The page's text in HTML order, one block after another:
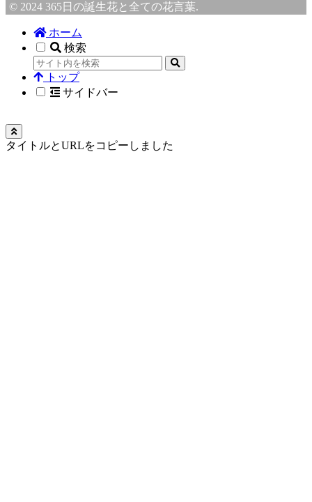
© 2024 365日の誕生花と全ての花言葉.
ホーム
検索
トップ
サイドバー
タイトルとURLをコピーしました